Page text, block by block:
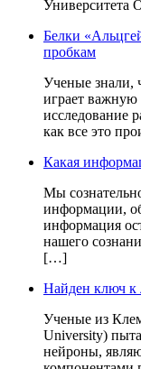
Университета
Белки
пробкам
Ученые знали,
играет важную
исследование
как все это
Какая
Мы
информации,
информация
нашего
[…]
Найден ключ к
Ученые из
University)
нейроны,